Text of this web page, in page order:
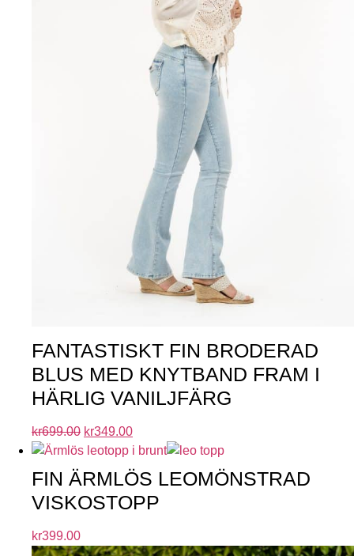
FANTASTISKT FIN BRODERAD
BLUS MED KNYTBAND FRAM I
HÄRLIG VANILJFÄRG
kr699.00 kr349.00
FIN ÄRMLÖS LEOMÖNSTRAD
VISKOSTOPP
kr399.00